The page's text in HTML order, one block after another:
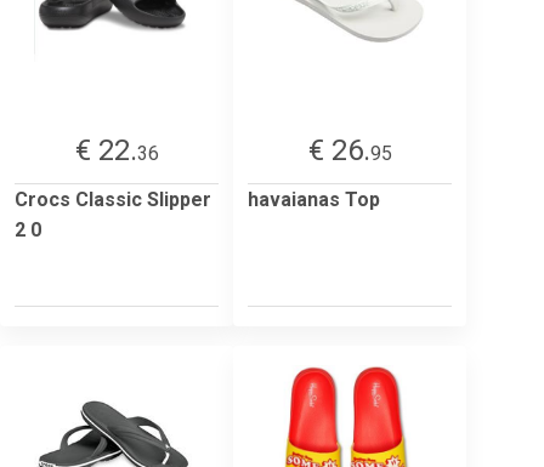
€ 22.36
Crocs Classic Slipper
2 0
€ 26.95
havaianas Top